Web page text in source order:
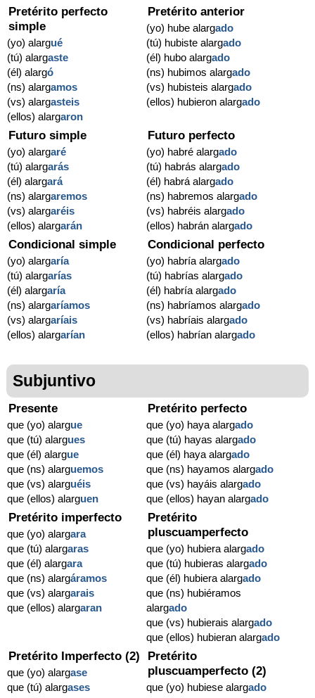
Pretérito perfecto
simple
(yo) alargué
(tú) alargaste
(él) alargó
(ns) alargamos
(vs) alargasteis
(ellos) alargaron
Pretérito anterior
(yo) hube alargado
(tú) hubiste alargado
(él) hubo alargado
(ns) hubimos alargado
(vs) hubisteis alargado
(ellos) hubieron alargado
Futuro simple
(yo) alargaré
(tú) alargarás
(él) alargará
(ns) alargaremos
(vs) alargaréis
(ellos) alargarán
Futuro perfecto
(yo) habré alargado
(tú) habrás alargado
(él) habrá alargado
(ns) habremos alargado
(vs) habréis alargado
(ellos) habrán alargado
Condicional simple
(yo) alargaría
(tú) alargarías
(él) alargaría
(ns) alargaríamos
(vs) alargaríais
(ellos) alargarían
Condicional perfecto
(yo) habría alargado
(tú) habrías alargado
(él) habría alargado
(ns) habríamos alargado
(vs) habríais alargado
(ellos) habrían alargado
Subjuntivo
Presente
que (yo) alargue
que (tú) alargues
que (él) alargue
que (ns) alarguemos
que (vs) alarguéis
que (ellos) alarguen
Pretérito perfecto
que (yo) haya alargado
que (tú) hayas alargado
que (él) haya alargado
que (ns) hayamos alargado
que (vs) hayáis alargado
que (ellos) hayan alargado
Pretérito imperfecto
que (yo) alargara
que (tú) alargaras
que (él) alargara
que (ns) alargáramos
que (vs) alargarais
que (ellos) alargaran
Pretérito
pluscuamperfecto
que (yo) hubiera alargado
que (tú) hubieras alargado
que (él) hubiera alargado
que (ns) hubiéramos
alargado
que (vs) hubierais alargado
que (ellos) hubieran alargado
Pretérito Imperfecto (2)
que (yo) alargase
que (tú) alargases
Pretérito
pluscuamperfecto (2)
que (yo) hubiese alargado